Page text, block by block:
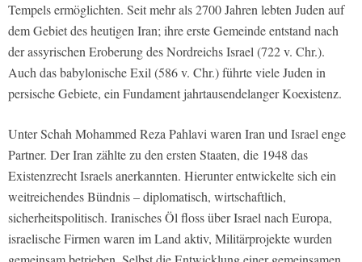
Tempels ermöglichten. Seit mehr als 2700 Jahren lebten Juden auf
dem Gebiet des heutigen Iran; ihre erste Gemeinde entstand nach
der assyrischen Eroberung des Nordreichs Israel (722 v. Chr.).
Auch das babylonische Exil (586 v. Chr.) führte viele Juden in
persische Gebiete, ein Fundament jahrtausendelanger Koexistenz.
Unter Schah Mohammed Reza Pahlavi waren Iran und Israel enge
Partner. Der Iran zählte zu den ersten Staaten, die 1948 das
Existenzrecht Israels anerkannten. Hierunter entwickelte sich ein
weitreichendes Bündnis – diplomatisch, wirtschaftlich,
sicherheitspolitisch. Iranisches Öl floss über Israel nach Europa,
israelische Firmen waren im Land aktiv, Militärprojekte wurden